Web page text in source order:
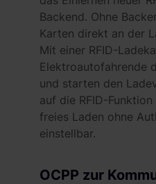
gesammelt haben. Weitere
unserer
Impressum.
Backend. Ohne
Karten direkt an der
Mit einer RFID-
Elektroautofahrende
und starten den
auf die RFID-
freies Laden ohne
einstellbar.
OCPP zur